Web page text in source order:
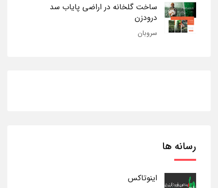
ساخت گلخانه در اراضی پایاب سد
درودزن
سروبان
رسانه ها
اینوتاکس